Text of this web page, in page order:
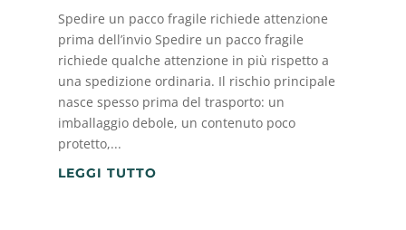
Spedire un pacco fragile richiede attenzione
prima dell’invio Spedire un pacco fragile
richiede qualche attenzione in più rispetto a
una spedizione ordinaria. Il rischio principale
nasce spesso prima del trasporto: un
imballaggio debole, un contenuto poco
protetto,...
LEGGI TUTTO